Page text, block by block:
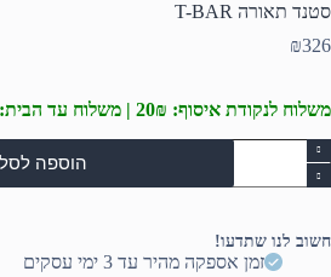
סטנד תאורה T-BAR
₪326
משלוח לנקודת איסוף: 20₪ | משלוח עד הבית: 50₪
כמות
של
סטנד
BAR
הוספה לסל
חשוב לנו שתדעו!
זמן אספקה מהיר עד 3 ימי עסקים